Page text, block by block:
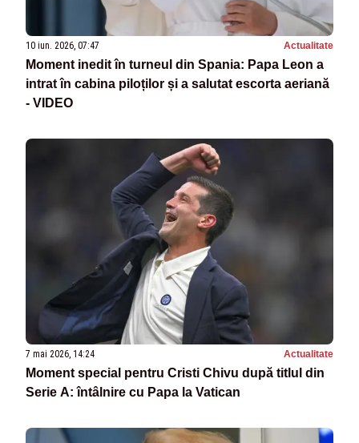
10 iun. 2026, 07:47 Actualitate
Moment inedit în turneul din Spania: Papa Leon a
intrat în cabina piloților și a salutat escorta aeriană
- VIDEO
7 mai 2026, 14:24 Actualitate
Moment special pentru Cristi Chivu după titlul din
Serie A: întâlnire cu Papa la Vatican